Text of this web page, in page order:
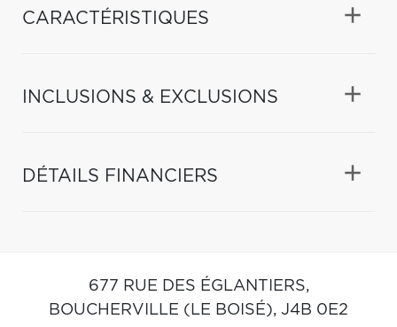
CARACTÉRISTIQUES
INCLUSIONS & EXCLUSIONS
DÉTAILS FINANCIERS
677 RUE DES ÉGLANTIERS,
BOUCHERVILLE (LE BOISÉ), J4B 0E2